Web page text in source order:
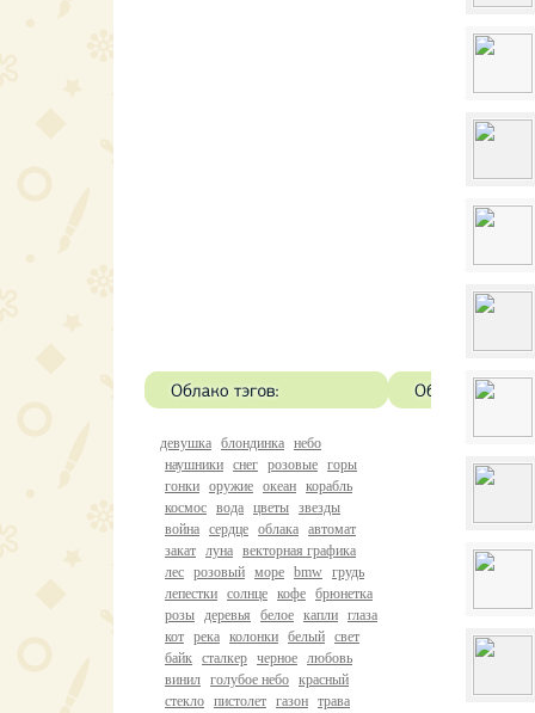
девушка блондинка небо
наушники снег розовые горы
гонки оружие океан корабль
космос вода цветы звезды
война сердце облака автомат
закат луна векторная графика
лес розовый море bmw грудь
лепестки солнце кофе брюнетка
розы деревья белое капли глаза
кот река колонки белый свет
байк сталкер черное любовь
винил голубое небо красный
стекло пистолет газон трава